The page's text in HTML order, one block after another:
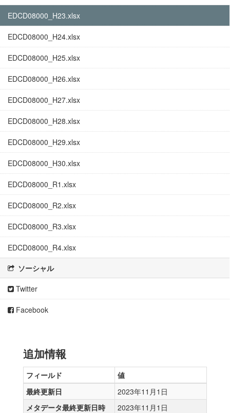
EDCD08000_H23.xlsx
EDCD08000_H24.xlsx
EDCD08000_H25.xlsx
EDCD08000_H26.xlsx
EDCD08000_H27.xlsx
EDCD08000_H28.xlsx
EDCD08000_H29.xlsx
EDCD08000_H30.xlsx
EDCD08000_R1.xlsx
EDCD08000_R2.xlsx
EDCD08000_R3.xlsx
EDCD08000_R4.xlsx
ソーシャル
Twitter
Facebook
追加情報
フィールド
値
最終更新日
2023年11月1日
メタデータ最終更新日時
2023年11月1日